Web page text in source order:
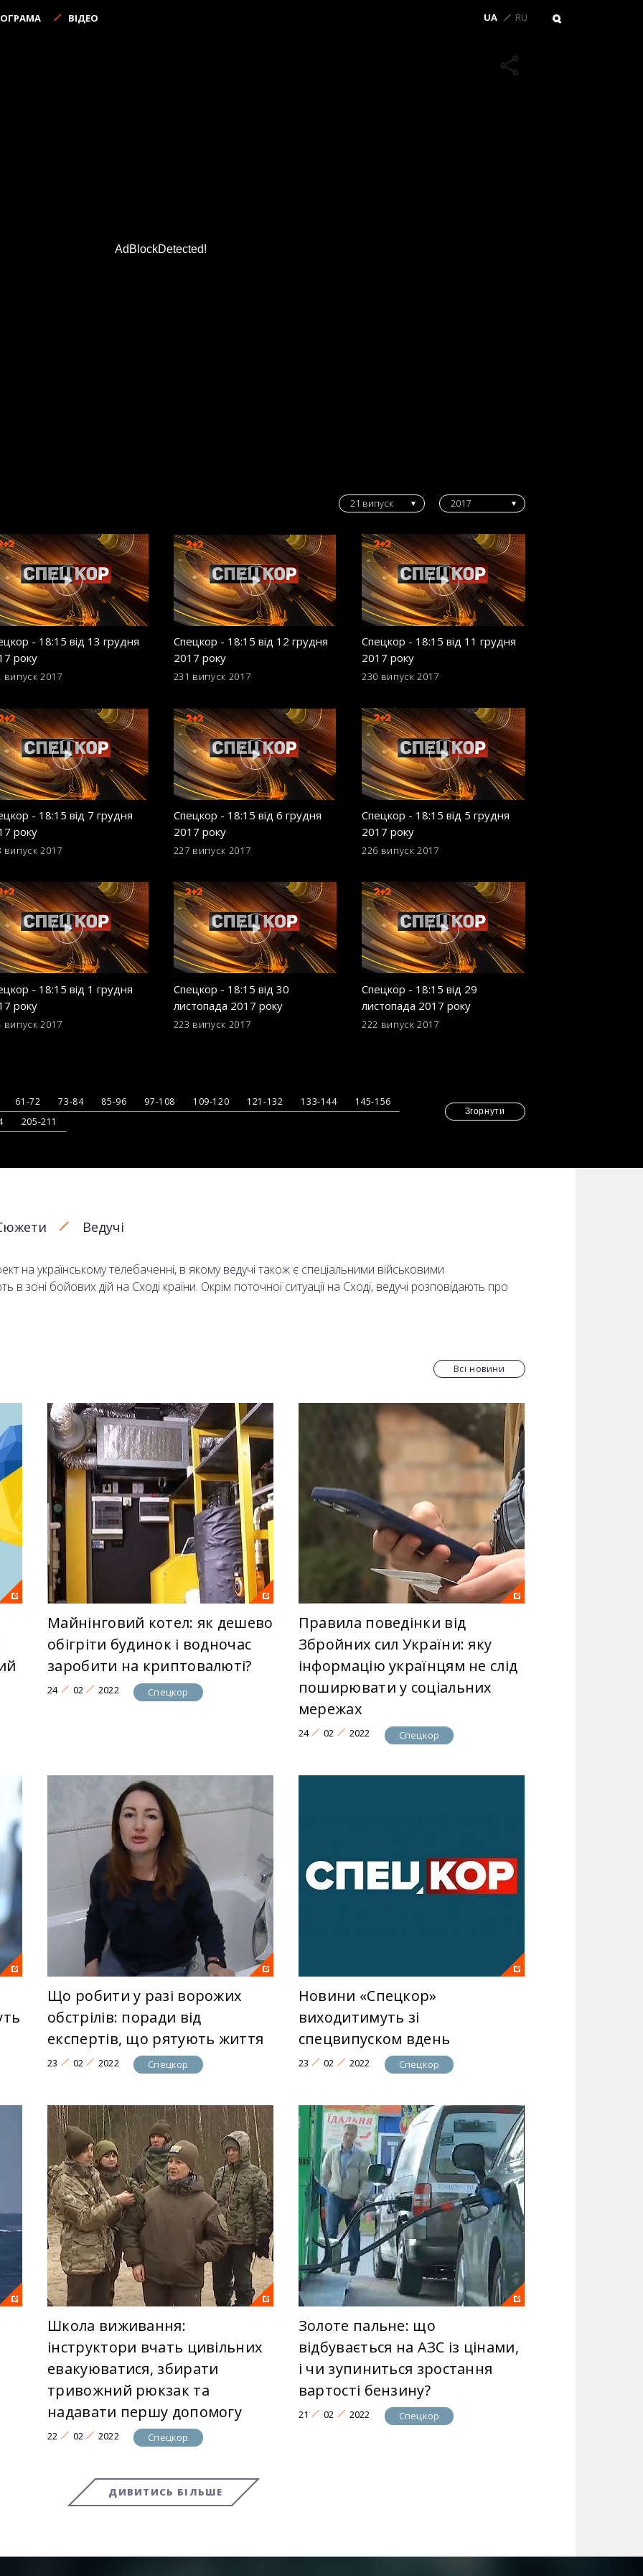
ВІДЕО UA RU
AdBlockDetected!
21 випуск 2017
- 18:15 від 13 грудня
року
випуск 2017
Спецкор - 18:15 від 12 грудня
2017 року
231 випуск 2017
Спецкор - 18:15 від 11 грудня
2017 року
230 випуск 2017
- 18:15 від 7 грудня
року
випуск 2017
Спецкор - 18:15 від 6 грудня
2017 року
227 випуск 2017
Спецкор - 18:15 від 5 грудня
2017 року
226 випуск 2017
- 18:15 від 1 грудня
року
випуск 2017
Спецкор - 18:15 від 30
листопада 2017 року
223 випуск 2017
Спецкор - 18:15 від 29
листопада 2017 року
222 випуск 2017
61-72 73-84 85-96 97-108 109-120 121-132 133-144
145-156
205-211
Згорнути
Ведучі
на українському телебаченні, в якому ведучі також є спеціальними військовими
зоні бойових дій на Сході країни. Окрім поточної ситуації на Сході, ведучі розповідають про
2+2 та на сайті онлайн.
Всі новини
Майнінговий котел: як дешево
обігріти будинок і водночас
заробити на криптовалюті?
24 02 2022 Спецкор
Правила поведінки від
Збройних сил України: яку
інформацію українцям не слід
поширювати у соціальних
мережах
24 02 2022 Спецкор
Що робити у разі ворожих
обстрілів: поради від
експертів, що рятують життя
23 02 2022 Спецкор
Новини «Спецкор»
виходитимуть зі
спецвипуском вдень
23 02 2022 Спецкор
Школа виживання:
інструктори вчать цивільних
евакуюватися, збирати
тривожний рюкзак та
надавати першу допомогу
22 02 2022 Спецкор
Золоте пальне: що
відбувається на АЗС із цінами,
і чи зупиниться зростання
вартості бензину?
21 02 2022 Спецкор
ДИВИТИСЬ БІЛЬШЕ